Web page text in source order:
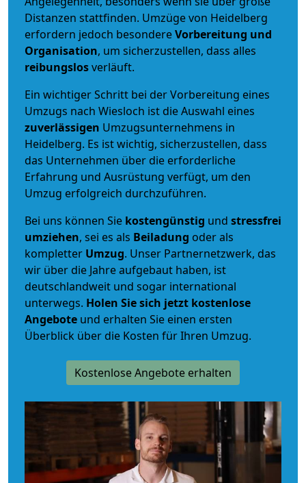
Distanzen stattfinden. Umzüge von Heidelberg
erfordern jedoch besondereVorbereitung und
Organisation, um sicherzustellen, dass alles
reibungslosverläuft.
Ein wichtiger Schritt bei der Vorbereitung eines
Umzugs nach Wiesloch ist die Auswahl eines
zuverlässigen Umzugsunternehmens in
Heidelberg. Es ist wichtig, sicherzustellen, dass
das Unternehmen über die erforderliche
Erfahrung und Ausrüstung verfügt, um den
Umzug erfolgreich durchzuführen.
Bei uns können Sie kostengünstig und stressfrei
umziehen, sei es als Beiladung oder als
kompletter Umzug. Unser Partnernetzwerk, das
wir über die Jahre aufgebaut haben, ist
deutschlandweit und sogar international
unterwegs. Holen Sie sich jetzt kostenlose
Angebote und erhalten Sie einen ersten
Überblick über die Kosten für Ihren Umzug.
Kostenlose Angebote erhalten